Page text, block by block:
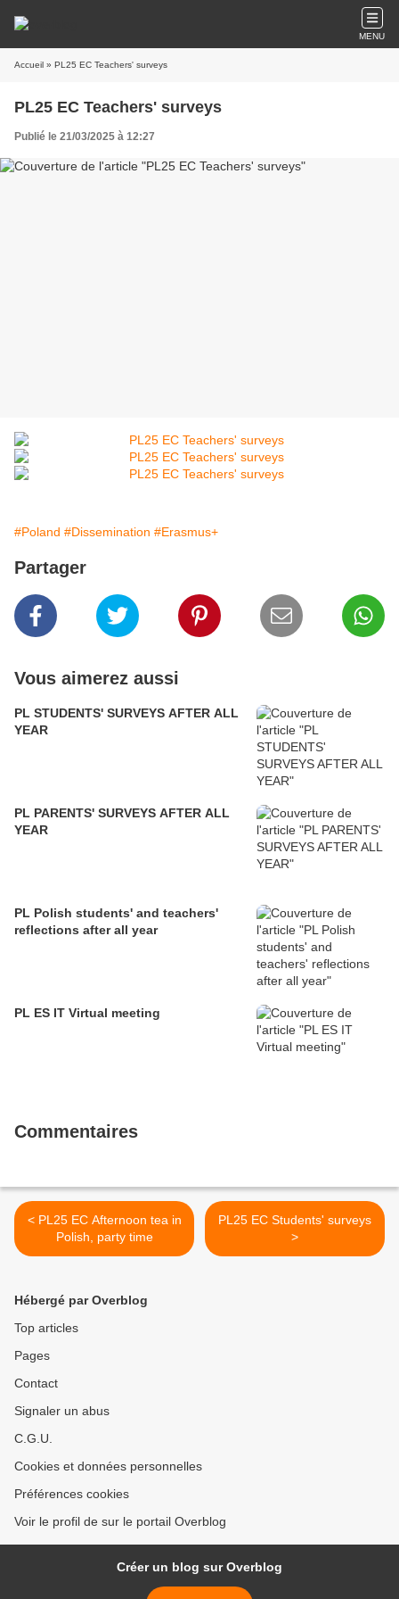
MENU
Accueil » PL25 EC Teachers' surveys
PL25 EC Teachers' surveys
Publié le 21/03/2025 à 12:27
#Poland #Dissemination #Erasmus+
Partager
Vous aimerez aussi
PL STUDENTS' SURVEYS AFTER ALL
YEAR
PL PARENTS' SURVEYS AFTER ALL
YEAR
PL Polish students' and teachers'
reflections after all year
PL ES IT Virtual meeting
Commentaires
< PL25 EC Afternoon tea in
Polish, party time
PL25 EC Students' surveys
>
Hébergé par Overblog
Top articles
Pages
Contact
Signaler un abus
C.G.U.
Cookies et données personnelles
Préférences cookies
Voir le profil de sur le portail Overblog
Créer un blog sur Overblog